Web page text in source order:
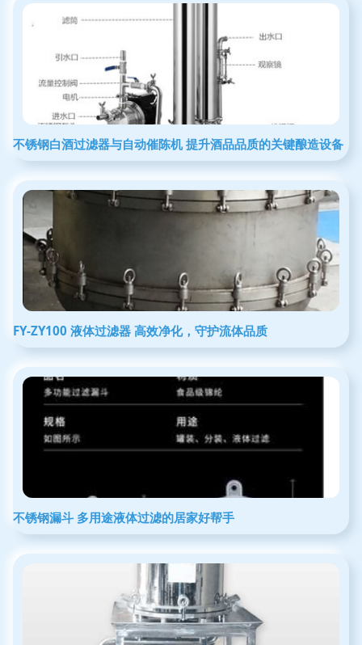
不锈钢白酒过滤器与自动催陈机 提升酒品品质的关键酿造设备
FY-ZY100 液体过滤器 高效净化，守护流体品质
不锈钢漏斗 多用途液体过滤的居家好帮手